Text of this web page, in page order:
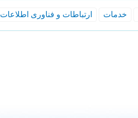
خدمات ارتباطات و فناوری اطلاعات